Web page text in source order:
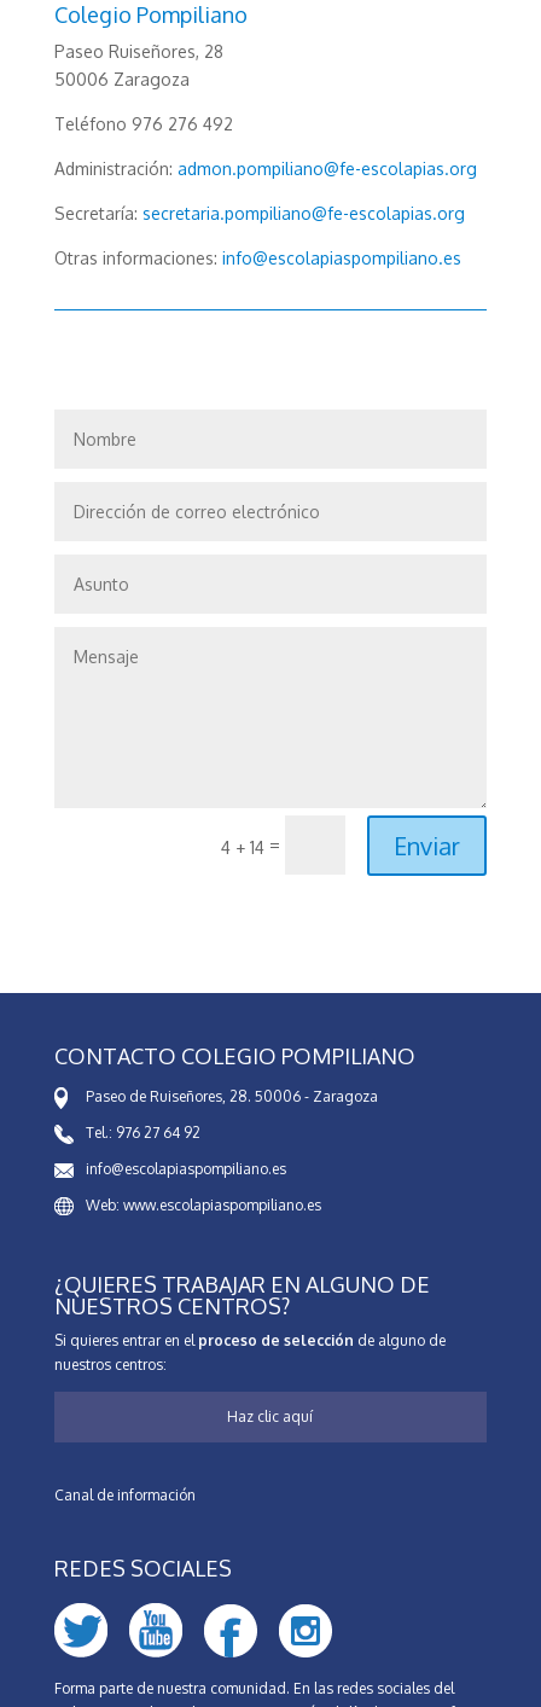
Colegio Pompiliano
Paseo Ruiseñores, 28
50006 Zaragoza
Teléfono 976 276 492
Administración: admon.pompiliano@fe-escolapias.org
Secretaría: secretaria.pompiliano@fe-escolapias.org
Otras informaciones: info@escolapiaspompiliano.es
4 + 14 = Enviar
CONTACTO COLEGIO POMPILIANO
Paseo de Ruiseñores, 28. 50006 - Zaragoza
Tel.: 976 27 64 92
info@escolapiaspompiliano.es
Web: www.escolapiaspompiliano.es
¿QUIERES TRABAJAR EN ALGUNO DE
NUESTROS CENTROS?
Si quieres entrar en el proceso de selección de alguno de
nuestros centros:
Haz clic aquí
Canal de información
REDES SOCIALES
Forma parte de nuestra comunidad. En las redes sociales del